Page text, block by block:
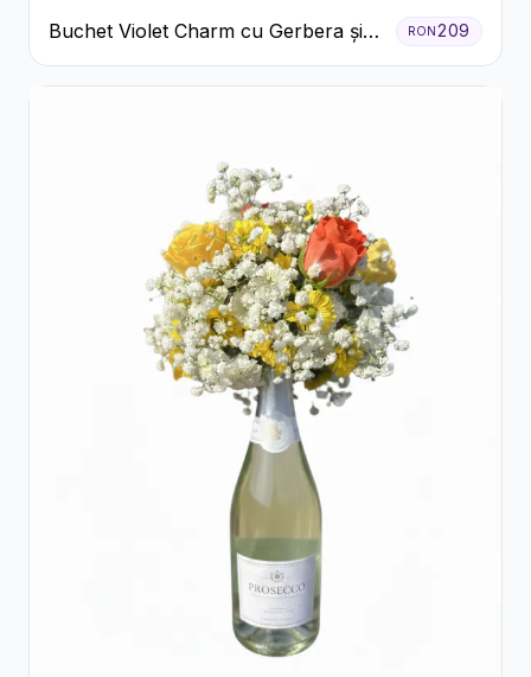
Buchet Violet Charm cu Gerbera și
Lisianthus Alb
RON209